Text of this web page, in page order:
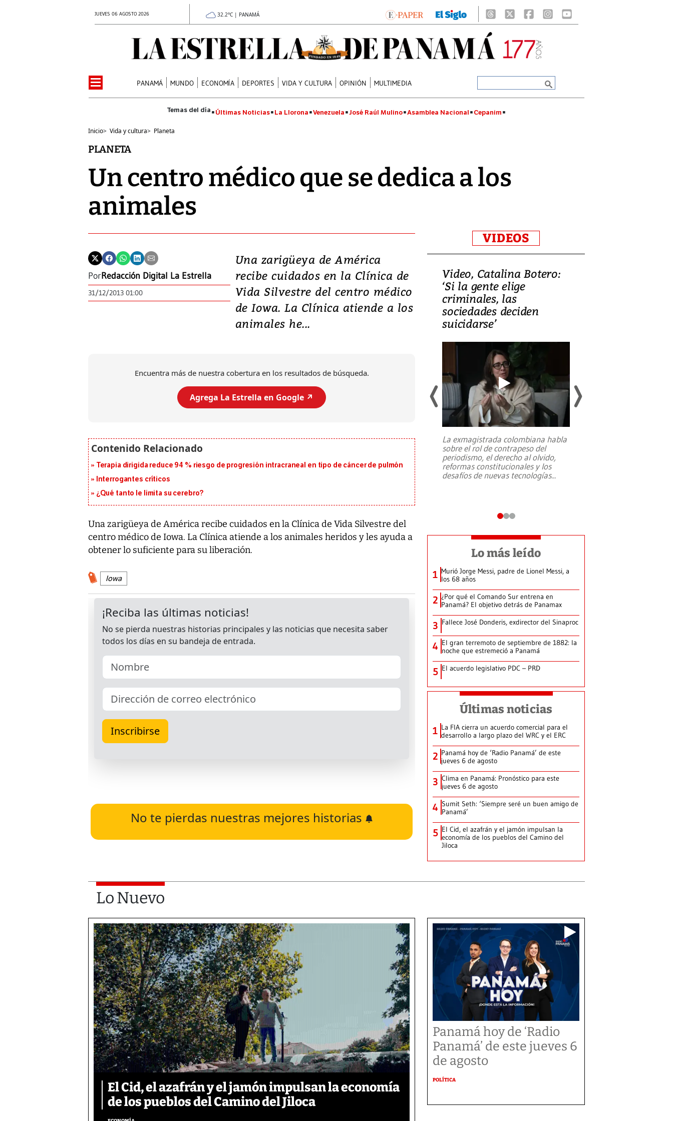
JUEVES 06 AGOSTO 2026 32.2°C | PANAMÁ
PANAMÁ MUNDO ECONOMÍA DEPORTES VIDA Y CULTURA OPINIÓN MULTIMEDIA
Últimas Noticias La Llorona Venezuela José Raúl Mulino Asamblea Nacional Cepanim
Inicio> Vida y cultura> Planeta
PLANETA
Un centro médico que se dedica a los
animales
PorRedacción Digital La Estrella
31/12/2013 01:00
Una zarigüeya de América
recibe cuidados en la Clínica de
Vida Silvestre del centro médico
de Iowa. La Clínica atiende a los
animales he...
Encuentra más de nuestra cobertura en los resultados de búsqueda.
Agrega La Estrella en Google ↗️
Terapia dirigida reduce 94 % riesgo de progresión intracraneal en tipo de cáncer de pulmón
Interrogantes críticos
¿Qué tanto le limita su cerebro?
Una zarigüeya de América recibe cuidados en la Clínica de Vida Silvestre del
centro médico de Iowa. La Clínica atiende a los animales heridos y les ayuda a
obtener lo suficiente para su liberación.
Iowa
No te pierdas nuestras mejores historias
VIDEOS
Video, Japón: Terremoto
deja heridos y graves
daños en Kumamoto
al sur de Japón, provocando una
Video, Catalina Botero:
‘Si la gente elige
criminales, las
sociedades deciden
suicidarse’
La exmagistrada colombiana habla
sobre el rol de contrapeso del
periodismo, el derecho al olvido,
reformas constitucionales y los
desafíos de nuevas tecnologías...
Lo más leído
1 Murió Jorge Messi, padre de Lionel Messi, a
los 68 años
2 ¿Por qué el Comando Sur entrena en
Panamá? El objetivo detrás de Panamax
3 Fallece José Donderis, exdirector del Sinaproc
4 El gran terremoto de septiembre de 1882: la
noche que estremeció a Panamá
5 El acuerdo legislativo PDC – PRD
Últimas noticias
1 La FIA cierra un acuerdo comercial para el
desarrollo a largo plazo del WRC y el ERC
2 Panamá hoy de ‘Radio Panamá’ de este
jueves 6 de agosto
3 Clima en Panamá: Pronóstico para este
jueves 6 de agosto
4 Sumit Seth: ‘Siempre seré un buen amigo de
Panamá’
5 El Cid, el azafrán y el jamón impulsan la
economía de los pueblos del Camino del
Jiloca
Lo Nuevo
El Cid, el azafrán y el jamón impulsan la economía
de los pueblos del Camino del Jiloca
Panamá hoy de ‘Radio
Panamá’ de este jueves 6
de agosto
POLÍTICA